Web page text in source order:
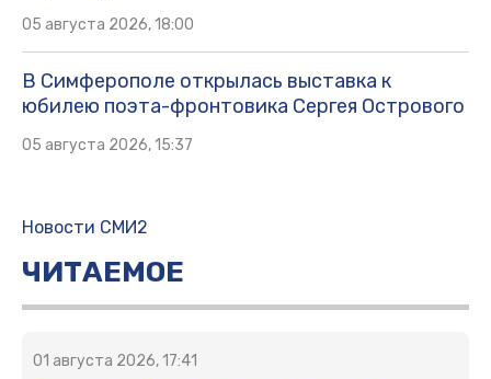
05 августа 2026, 18:00
В Симферополе открылась выставка к
юбилею поэта-фронтовика Сергея Острового
05 августа 2026, 15:37
Новости СМИ2
ЧИТАЕМОЕ
01 августа 2026, 17:41